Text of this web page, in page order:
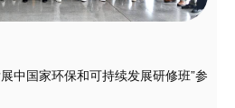
中国家环保和可持续发展研修班”参